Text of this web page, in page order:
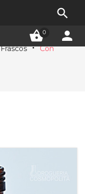
0 

Frascos
Con